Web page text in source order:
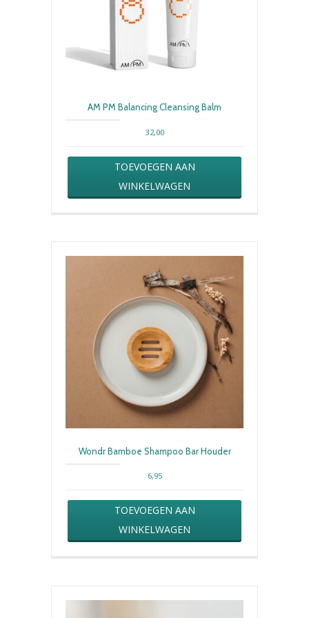
AM PM Balancing Cleansing Balm
32,00
TOEVOEGEN AAN
WINKELWAGEN
Wondr Bamboe Shampoo Bar Houder
6,95
TOEVOEGEN AAN
WINKELWAGEN